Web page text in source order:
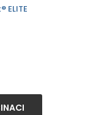
ELITE